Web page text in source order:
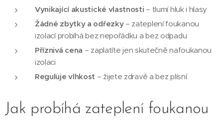
Vynikající akustické vlastnosti – tlumí hluk i hlasy
Žádné zbytky a odřezky– zateplení foukanou
izolací probíhá bez nepořádku a bez odpadu
Příznivá cena – zaplatíte jen skutečně nafoukanou
izolaci
Reguluje vlhkost – žijete zdravě a bez plísní
Jak probíhá zateplení foukanou